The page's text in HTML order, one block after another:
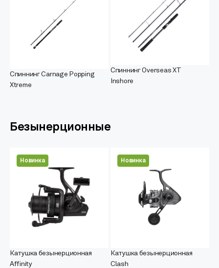
Спиннинг Carnage Popping
Xtreme
Спиннинг Overseas XT
Inshore
Безынерционные
Новинка
Катушка безынерционная
Affinity
Новинка
Катушка безынерционная
Clash